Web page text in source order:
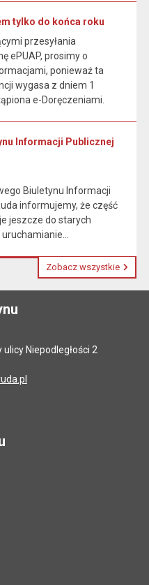
tylko do końca roku
przesyłania
ePUAP, prosimy o
ponieważ ta
wygasa z dniem 1
e-Doręczeniami.
Informacji Publicznej
Biuletynu Informacji
informujemy, że część
jeszcze do starych
Zobacz wszystkie
Niepodległości 2